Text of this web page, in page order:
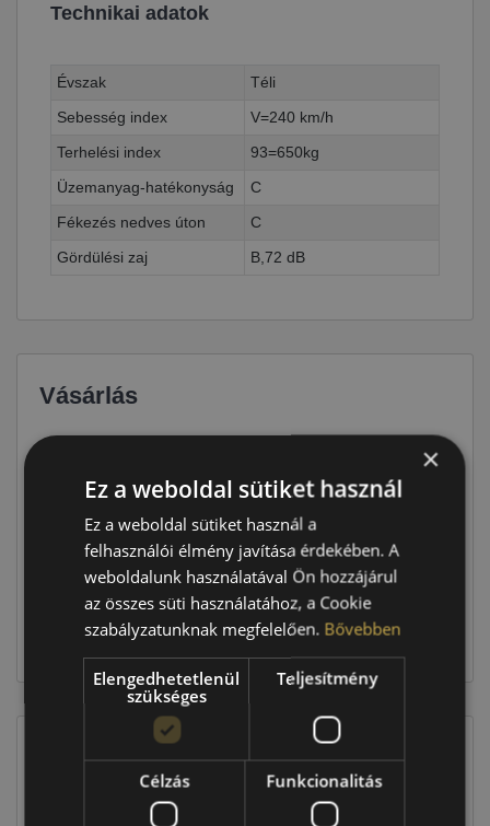
Technikai adatok
Évszak
Téli
Sebesség index
V=240 km/h
Terhelési index
93=650kg
Üzemanyag-hatékonyság
C
Fékezés nedves úton
C
Gördülési zaj
B,72 dB
Vásárlás
70 290 Ft
281 160 Ft
Kosárba
EU-s abroncscímke
×
Ez a weboldal sütiket használ
Ez a weboldal sütiket használ a
felhasználói élmény javítása érdekében. A
weboldalunk használatával Ön hozzájárul
az összes süti használatához, a Cookie
szabályzatunknak megfelelően. Bővebben
Elengedhetetlenül
szükséges
Teljesítmény
Célzás Funkcionalitás